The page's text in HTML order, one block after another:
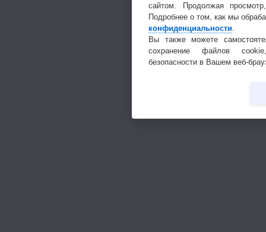
сайтом. Продолжая
Подробнее о том, как мы
конфиденциальности
Вы также можете
сохранение файлов
безопасности в Вашем веб-